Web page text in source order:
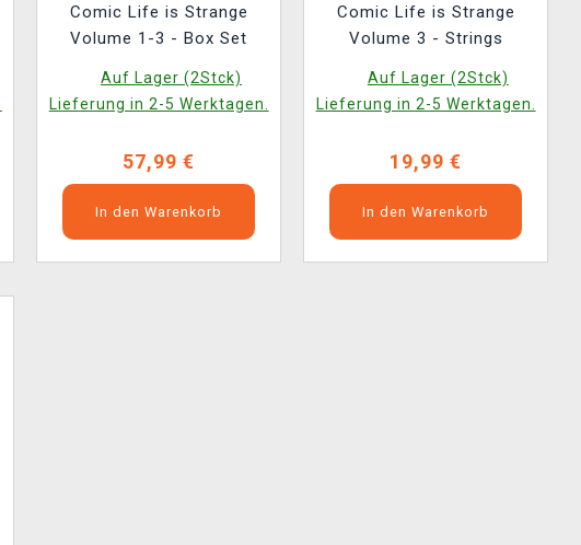
Comic Life is Strange
Volume 1-3 - Box Set
Auf Lager (2Stck)
Lieferung in 2-5 Werktagen.
57,99 €
In den Warenkorb
Comic Life is Strange
Volume 3 - Strings
Auf Lager (2Stck)
Lieferung in 2-5 Werktagen.
19,99 €
In den Warenkorb